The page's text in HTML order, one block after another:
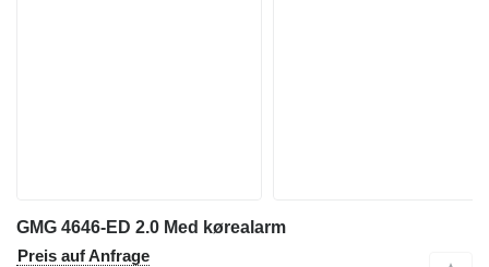
GMG 4646-ED 2.0 Med kørealarm
Preis auf Anfrage